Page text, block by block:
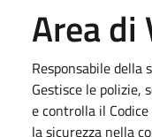
Area di
Responsabile della
Gestisce le polizie,
e controlla il
la sicurezza nella